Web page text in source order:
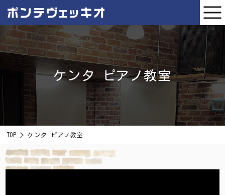
ケンタ ピアノ教室
TOP ケンタ ピアノ教室